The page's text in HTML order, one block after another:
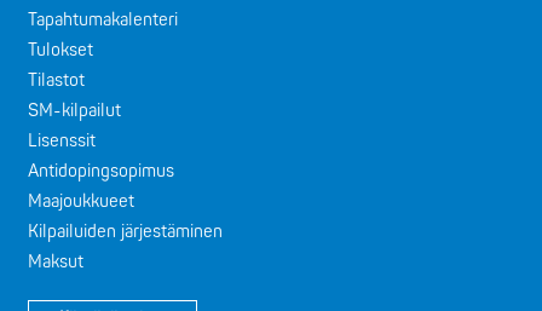
Tapahtumakalenteri
Tulokset
Tilastot
SM-kilpailut
Lisenssit
Antidopingsopimus
Maajoukkueet
Kilpailuiden järjestäminen
Maksut